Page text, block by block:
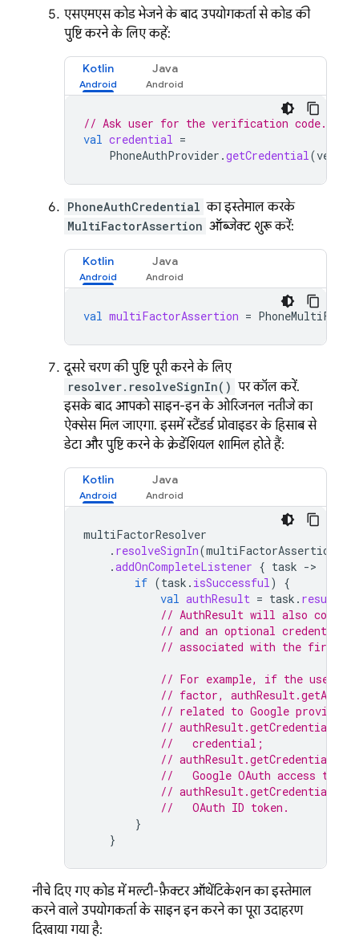
एसएमएस कोड भेजने के बाद, उपयोगकर्ता से कोड की
पुष्टि करने के लिए कहें:
Kotlin Java
// Ask user for the verification code.
val credential =
PhoneAuthProvider .getCredential(
PhoneAuthCredential का इस्तेमाल करके,
MultiFactorAssertion ऑब्जेक्ट शुरू करें:
Kotlin Java
val multiFactorAssertion =
दूसरे चरण की पुष्टि पूरी करने के लिए,
resolver.resolveSignIn() पर कॉल करें.
इसके बाद, आपको साइन-इन के ओरिजनल नतीजे का
ऐक्सेस मिल जाएगा. इसमें स्टैंडर्ड प्रोवाइडर के हिसाब से
डेटा और पुष्टि करने के क्रेडेंशियल शामिल होते हैं:
Kotlin Java
multiFactorResolver
. resolveSignIn(multiFactorAssertion
.addOnCompleteListener { task -
if (task . isSuccessful)
{
val authResult = task . result
// AuthResult will also
// and an optional credential
// associated with the first
// For example, if the user
// factor,
// related to Google provider
// authResult.getCredential()
//   credential;
//
//   Google OAuth access
//
//   OAuth ID token.
}
}
नीचे दिए गए कोड में, मल्टी-फ़ैक्टर ऑथेंटिकेशन का इस्तेमाल
करने वाले उपयोगकर्ता के साइन इन करने का पूरा उदाहरण
दिखाया गया है: